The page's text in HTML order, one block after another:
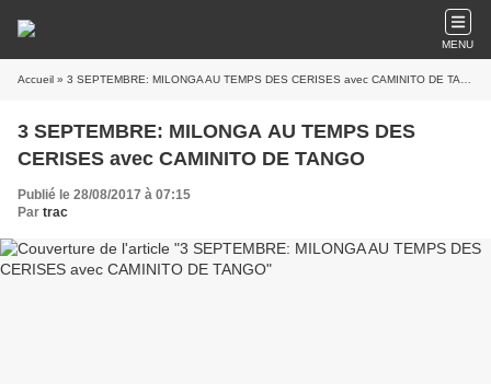
MENU
Accueil » 3 SEPTEMBRE: MILONGA AU TEMPS DES CERISES avec CAMINITO DE TANGO
3 SEPTEMBRE: MILONGA AU TEMPS DES
CERISES avec CAMINITO DE TANGO
Publié le 28/08/2017 à 07:15
Par trac